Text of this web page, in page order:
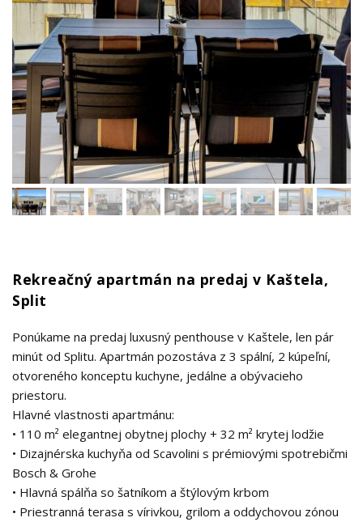
Rekreačný apartmán na predaj v Kaštela,
Split
Ponúkame na predaj luxusný penthouse v Kaštele, len pár
minút od Splitu. Apartmán pozostáva z 3 spální, 2 kúpeľní,
otvoreného konceptu kuchyne, jedálne a obývacieho
priestoru.
Hlavné vlastnosti apartmánu:
• 110 m² elegantnej obytnej plochy + 32 m² krytej lodžie
• Dizajnérska kuchyňa od Scavolini s prémiovými spotrebičmi
Bosch & Grohe
• Hlavná spálňa so šatníkom a štýlovým krbom
• Priestranná terasa s vírivkou, grilom a oddychovou zónou